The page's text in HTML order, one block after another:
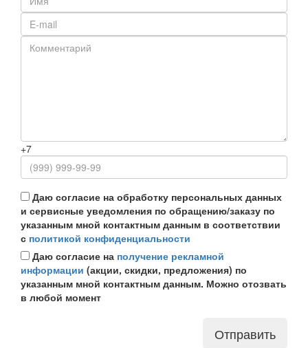
+7
Даю согласие на обработку персональных данных
и сервисные уведомления по обращению/заказу по
указанным мной контактным данным в соответствии
с политикой конфиденциальности
Даю согласие на получение рекламной
информации (акции, скидки, предложения) по
указанным мной контактным данным. Можно отозвать
в любой момент
Отправить